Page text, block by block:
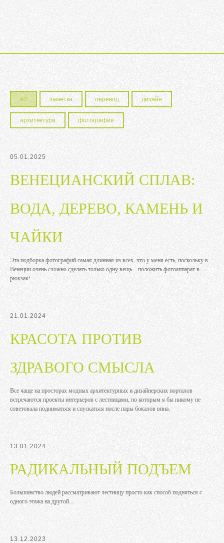
All заметка перевод дизайн
архитектура фотография
05.01.2025
ВЕНЕЦИАНСКИЙ СПЛАВ:
ВОДА, ДЕРЕВО, КАМЕНЬ И
ЧАЙКИ
Эта подборка фотографий самая длинная из всех, что у меня есть, поскольку в
Венеции очень сложно сделать только одну вещь – положить фотоаппарат в
рюкзак!
21.01.2024
КРАСОТА ПРОТИВ
ЗДРАВОГО СМЫСЛА
Все чаще на просторах модных архитектурных и дизайнерских порталов
встречаются проекты интерьеров с лестницами, по которым я бы никому не
советовала подниматься и спускаться после пары бокалов вина.
13.01.2024
РАДИКАЛЬНЫЙ ПОДЪЕМ
Большинство людей рассматривают лестницу просто как способ подняться с
одного этажа на другой...
13.12.2023